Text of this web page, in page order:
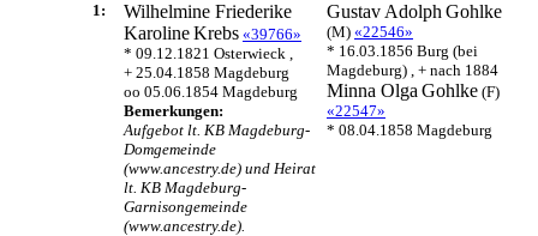
1:
Wilhelmine Friederike
KarolineKrebs «39766»
* 09.12.1821 Osterwieck ,
+ 25.04.1858 Magdeburg
oo 05.06.1854 Magdeburg
Bemerkungen:
Aufgebot lt. KB Magdeburg-
Domgemeinde
(www.ancestry.de) und Heirat
lt. KB Magdeburg-
Garnisongemeinde
(www.ancestry.de).
Gustav Adolph Gohlke
(M) «22546»
* 16.03.1856 Burg (bei
Magdeburg) , + nach 1884
Minna Olga Gohlke (F)
«22547»
* 08.04.1858 Magdeburg